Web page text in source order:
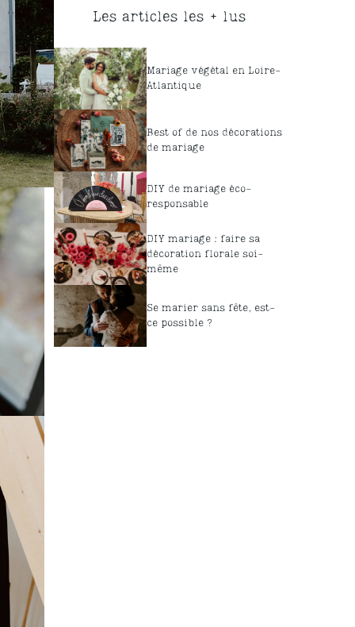
Les articles les + lus
Mariage végétal en Loire-
Atlantique
Best of de nos décorations
de mariage
DIY de mariage éco-
responsable
DIY mariage : faire sa
décoration florale soi-
même
Se marier sans fête, est-
ce possible ?